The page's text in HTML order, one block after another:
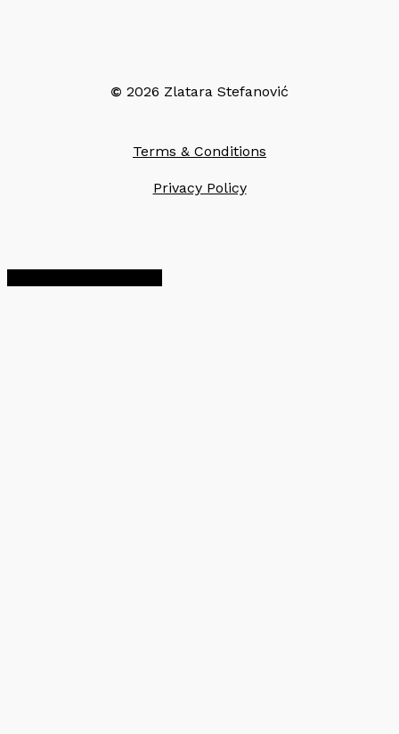
© 2026 Zlatara Stefanović
Terms & Conditions
Privacy Policy